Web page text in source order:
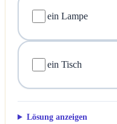
ein Lampe
ein Tisch
Lösung anzeigen